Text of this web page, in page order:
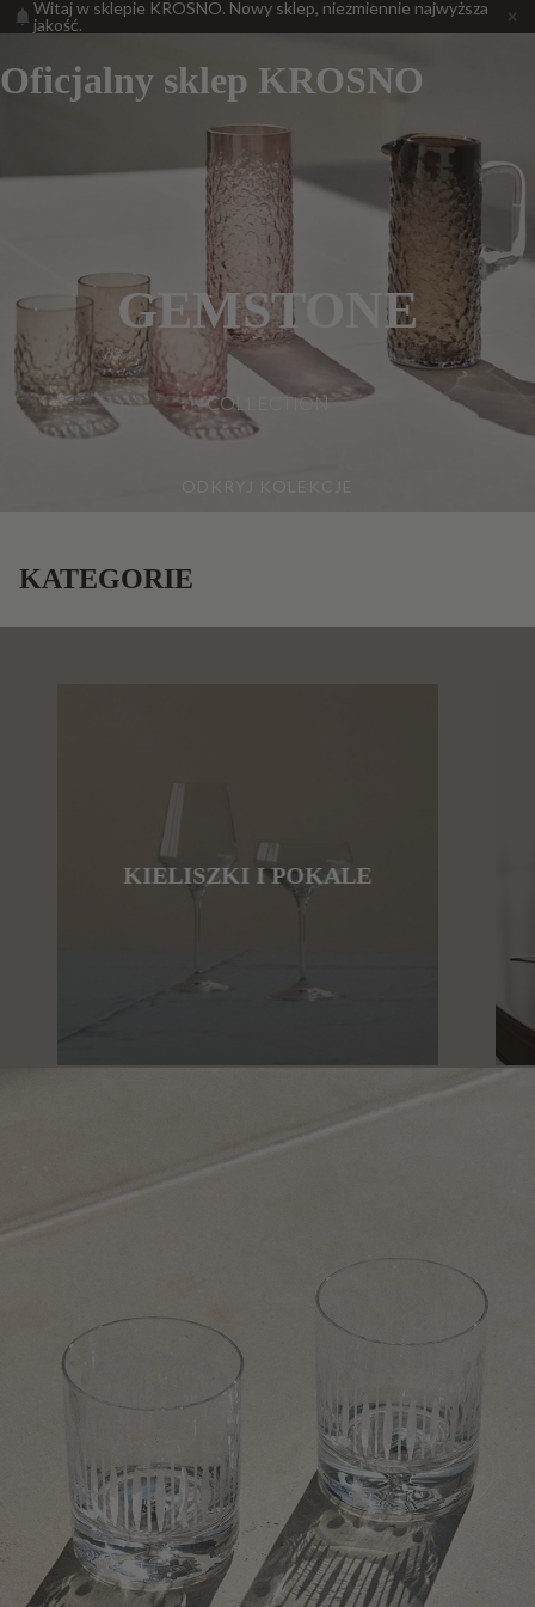
Witaj w sklepie KROSNO. Nowy sklep, niezmiennie najwyższa
jakość.
Oficjalny sklep KROSNO
GEMSTONE
COLLECTION
KATEGORIE
KIELISZKI I POKALE